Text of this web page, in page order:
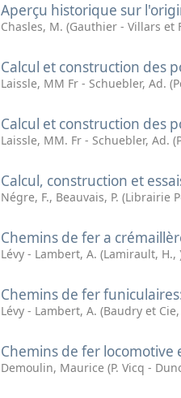
Aperçu historique sur
Chasles, M. (Gauthier - Villars et
Calcul et construction des
Laissle, MM Fr - Schuebler, Ad. (
Calcul et construction des
Laissle, MM. Fr - Schuebler, Ad. (
Calcul, construction et
Négre, F., Beauvais, P. (Librairie
Chemins de fer a
Lévy - Lambert, A. (Lamirault, H.,
Chemins de fer
Lévy - Lambert, A. (Baudry et Cie
Chemins de fer
Demoulin, Maurice (P. Vicq -